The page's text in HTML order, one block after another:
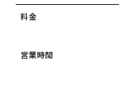
料金
営業時間